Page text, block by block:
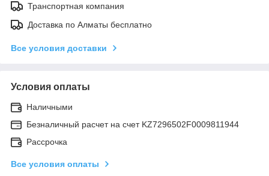
Транспортная компания
Доставка по Алматы бесплатно
Все условия доставки
Условия оплаты
Наличными
Безналичный расчет на счет KZ7296502F0009811944
Рассрочка
Все условия оплаты